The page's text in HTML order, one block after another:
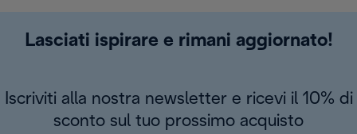
Lasciati ispirare e rimani aggiornato!
Iscriviti alla nostra newsletter e ricevi il 10% di
sconto sul tuo prossimo acquisto